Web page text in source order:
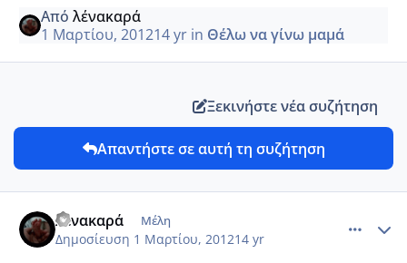
Από λένακαρά
1 Μαρτίου, 201214 yrin Θέλω να γίνω μαμά
Ξεκινήστε νέα συζήτηση
Απαντήστε σε αυτή τη συζήτηση
λένακαρά Μέλη
Δημοσίευση 1 Μαρτίου, 201214 yr